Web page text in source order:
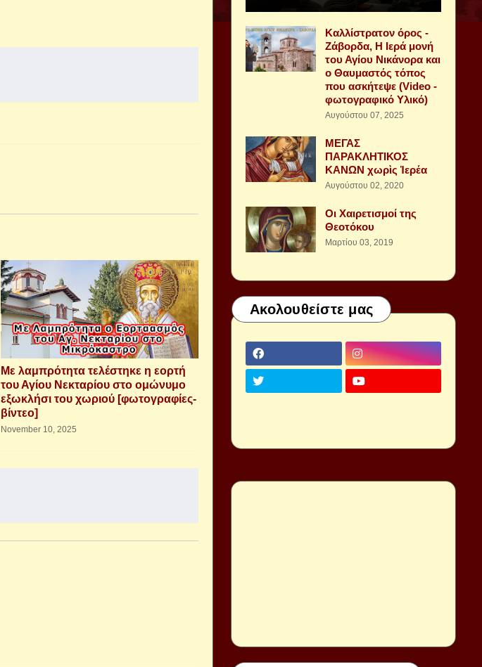
Με λαμπρότητα τελέστηκε η εορτή
του Αγίου Νεκταρίου στο ομώνυμο
εξωκλήσι του χωριού [φωτογραφίες-
βίντεο]
November 10, 2025
Καλλίστρατον όρος -
Ζάβορδα, Η Ιερά μονή
του Αγίου Νικάνορα και
ο Θαυμαστός τόπος
που ασκήτεψε (Video -
φωτογραφικό Υλικό)
Αυγούστου 07, 2025
ΜΕΓΑΣ
ΠΑΡΑΚΛΗΤΙΚΟΣ
ΚΑΝΩΝ χωρὶς Ἱερέα
Αυγούστου 02, 2020
Οι Χαιρετισμοί της
Θεοτόκου
Μαρτίου 03, 2019
Ακολουθείστε μας